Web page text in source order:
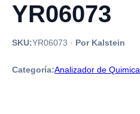
YR06073
SKU:YR06073 · Por Kalstein
Categoría:Analizador de Quimica